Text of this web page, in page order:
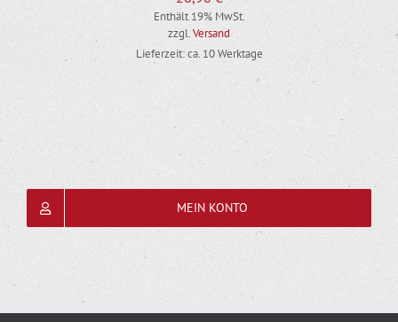
Enthält 19% MwSt.
zzgl.Versand
Lieferzeit: ca. 10 Werktage
MEIN KONTO